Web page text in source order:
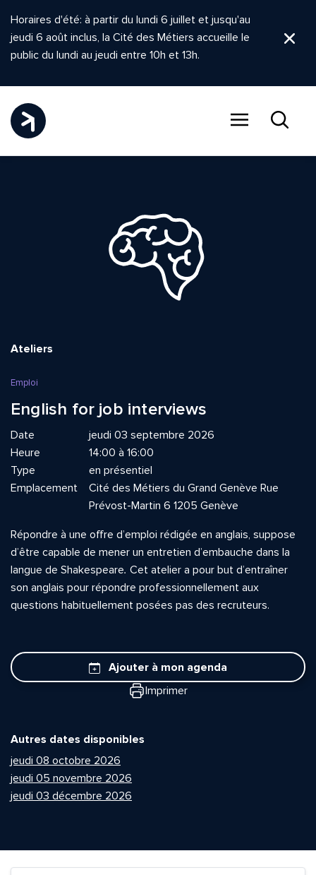
Horaires d'été: à partir du lundi 6 juillet et jusqu'au
jeudi 6 août inclus, la Cité des Métiers accueille le
public du lundi au jeudi entre 10h et 13h.
Ateliers
Emploi
English for job interviews
Date
jeudi 03 septembre 2026
Heure
14:00 à 16:00
Type
en présentiel
Emplacement
Cité des Métiers du Grand Genève Rue
Prévost-Martin 6 1205 Genève
Répondre à une offre d’emploi rédigée en anglais, suppose
d’être capable de mener un entretien d’embauche dans la
langue de Shakespeare. Cet atelier a pour but d’entraîner
son anglais pour répondre professionnellement aux
questions habituellement posées pas des recruteurs.
Ajouter à mon agenda
Imprimer
Autres dates disponibles
jeudi 08 octobre 2026
jeudi 05 novembre 2026
jeudi 03 décembre 2026